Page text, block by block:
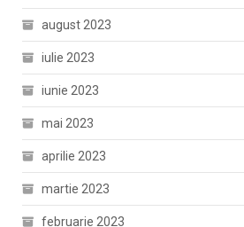
august 2023
iulie 2023
iunie 2023
mai 2023
aprilie 2023
martie 2023
februarie 2023